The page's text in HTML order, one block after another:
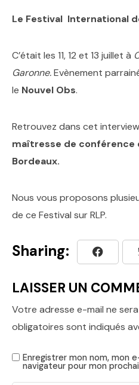
Le Festival International
C’était les 11, 12 et 13 juillet à
Garonne.Evènement
le Nouvel Obs.
Retrouvez dans cet
maîtresse de conférence
Bordeaux.
Nous vous proposons
de ce Festival sur RLP.
Sharing:
LAISSER UN
Votre adresse e-mail ne
obligatoires sont indiqués
Enregistrer mon nom, mon
navigateur pour mon